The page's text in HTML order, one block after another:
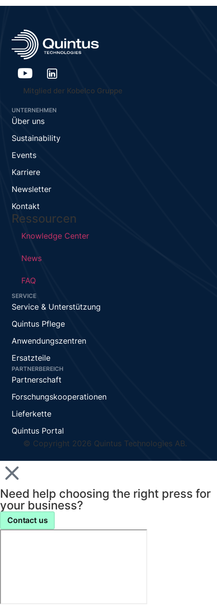
Mitglied der Kobelco Gruppe
UNTERNEHMEN
Über uns
Sustainability
Events
Karriere
Newsletter
Kontakt
Ressourcen
Knowledge Center
News
FAQ
SERVICE
Service & Unterstützung
Quintus Pflege
Anwendungszentren
Ersatzteile
PARTNERBEREICH
Partnerschaft
Forschungskooperationen
Lieferkette
Quintus Portal
© Copyright 2026 Quintus Technologies AB.
Need help choosing the right press for
your business?
Contact us